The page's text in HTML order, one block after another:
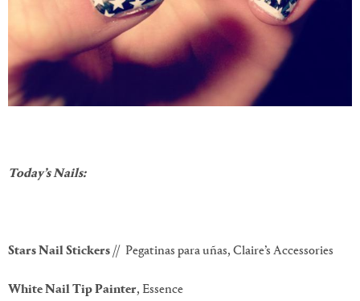
Today’s Nails:
Stars Nail Stickers // Pegatinas para uñas, Claire’s Accessories
White Nail Tip Painter, Essence